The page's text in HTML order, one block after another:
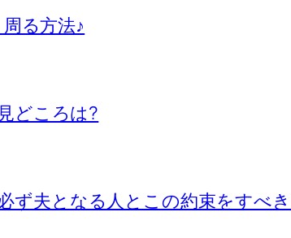
る方法♪
どころは?
ず夫となる人とこの約束をすべき